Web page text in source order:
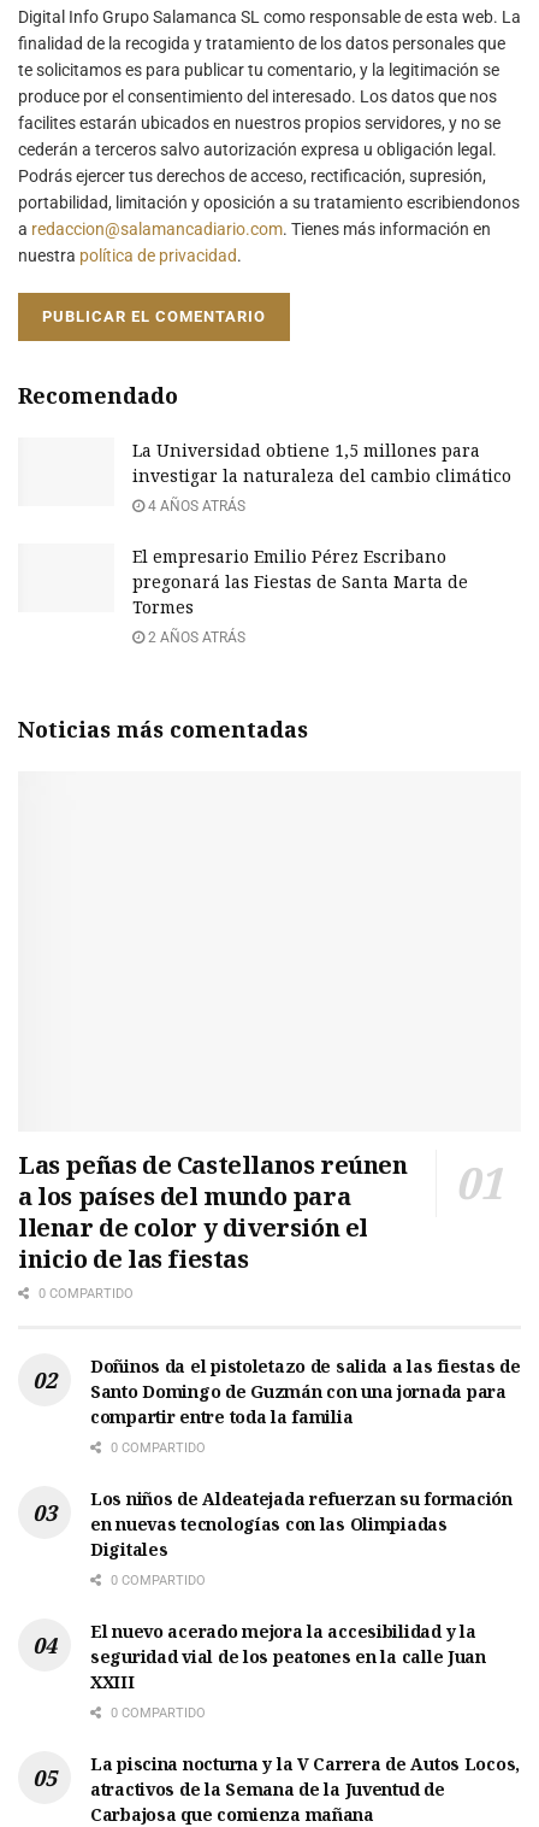
Digital Info Grupo Salamanca SL como responsable de esta web. La
finalidad de la recogida y tratamiento de los datos personales que
te solicitamos es para publicar tu comentario, y la legitimación se
produce por el consentimiento del interesado. Los datos que nos
facilites estarán ubicados en nuestros propios servidores, y no se
cederán a terceros salvo autorización expresa u obligación legal.
Podrás ejercer tus derechos de acceso, rectificación, supresión,
portabilidad, limitación y oposición a su tratamiento escribiendonos
a redaccion@salamancadiario.com. Tienes más información en
nuestra política de privacidad.
Recomendado
La Universidad obtiene 1,5 millones para
investigar la naturaleza del cambio climático
4 AÑOS ATRÁS
El empresario Emilio Pérez Escribano
pregonará las Fiestas de Santa Marta de
Tormes
2 AÑOS ATRÁS
Noticias más comentadas
Las peñas de Castellanos reúnen
a los países del mundo para
llenar de color y diversión el
inicio de las fiestas
0 COMPARTIDO
Doñinos da el pistoletazo de salida a las fiestas de
Santo Domingo de Guzmán con una jornada para
compartir entre toda la familia
0 COMPARTIDO
Los niños de Aldeatejada refuerzan su formación
en nuevas tecnologías con las Olimpiadas
Digitales
0 COMPARTIDO
El nuevo acerado mejora la accesibilidad y la
seguridad vial de los peatones en la calle Juan
XXIII
0 COMPARTIDO
La piscina nocturna y la V Carrera de Autos Locos,
atractivos de la Semana de la Juventud de
Carbajosa que comienza mañana